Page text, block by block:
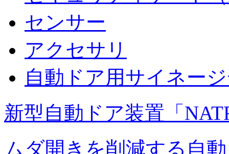
センサー
アクセサリ
自動ドア用サイネー
新型自動ドア装置「
ムダ開きを削減する自